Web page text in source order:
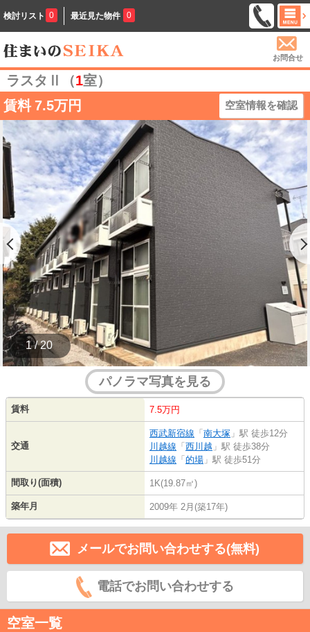
検討リスト 0 最近見た物件 0
お問合せ
ラスタⅡ（1室）
賃料 7.5万円 空室情報を確認
1 / 20
パノラマ写真を見る
賃料 7.5万円
交通
西武新宿線 「 南大塚 」駅 徒歩12分
川越線 「 西川越 」駅 徒歩38分
川越線 「 的場 」駅 徒歩51分
間取り(面積) 1K(19.87㎡)
築年月 2009年 2月(築17年)
メールでお問い合わせする(無料)
電話でお問い合わせする
空室一覧